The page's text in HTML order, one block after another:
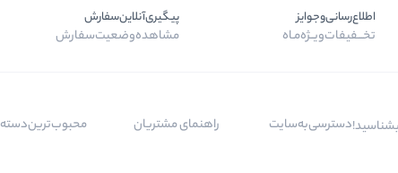
اطلاع‌رسانی‌و‌جوایز
تخـــفیفات‌ویــژه‌مـاه
پیگیری‌آنلاین‌سفارش
مشاهده‌وضعیت‌سفارش
بشناسید!دسترسی‌به‌سایت راهنمای مشتریان محبوب‌ترین‌دسته‌